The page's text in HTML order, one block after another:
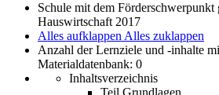
Schule mit dem
Hauswirtschaft 2017
Alles aufklappen Alles zuklappen
Anzahl der Lernziele und -inhalte
Materialdatenbank: 0
Inhaltsverzeichnis
Teil Grundlagen